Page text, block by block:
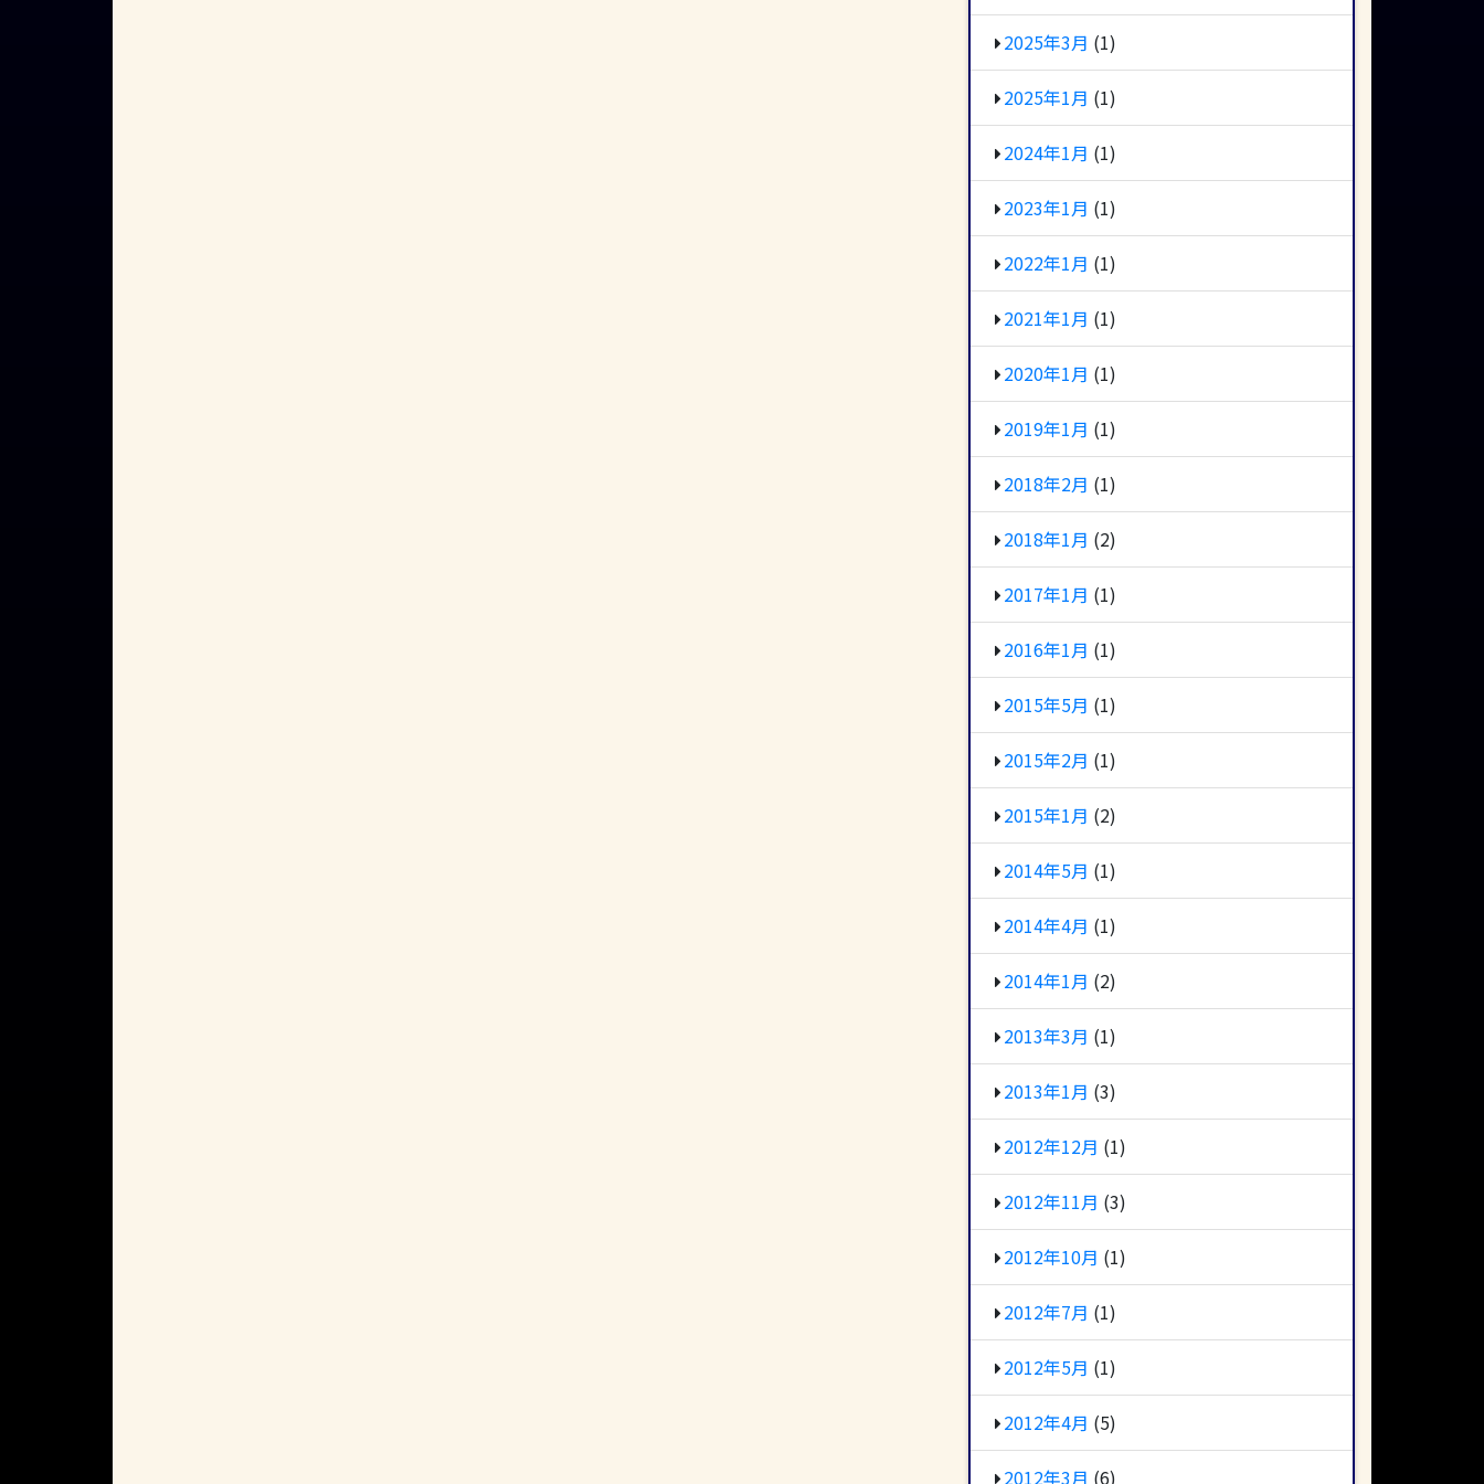
2025年3月 (1)
2025年1月 (1)
2024年1月 (1)
2023年1月 (1)
2022年1月 (1)
2021年1月 (1)
2020年1月 (1)
2019年1月 (1)
2018年2月 (1)
2018年1月 (2)
2017年1月 (1)
2016年1月 (1)
2015年5月 (1)
2015年2月 (1)
2015年1月 (2)
2014年5月 (1)
2014年4月 (1)
2014年1月 (2)
2013年3月 (1)
2013年1月 (3)
2012年12月 (1)
2012年11月 (3)
2012年10月 (1)
2012年7月 (1)
2012年5月 (1)
2012年4月 (5)
2012年3月 (6)